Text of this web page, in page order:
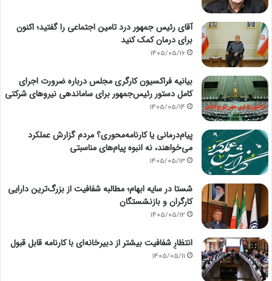
آقای رئیس جمهور درد تامین اجتماعی را گفتید؛ اکنون
برای درمان کمک کنید
1405/05/16
بیانیه فراکسیون کارگری مجلس درباره ضرورت اجرای
کامل دستور رئیس‌جمهور برای ساماندهی نیروهای شرکتی
1405/05/14
پیام‌درمانی یا کارنامه‌محوری؟ مردم گزارش عملکرد
می‌خواهند، نه انبوه پیام‌های مناسبتی
1405/05/13
شستا در سایه ابهام؛ مطالبه شفافیت از بزرگ‌ترین دارایی
کارگران و بازنشستگان
1405/05/12
انتظارِ شفافیت بیشتر از دبیرخانه‌ای با کارنامه قابل قبول
1405/05/11